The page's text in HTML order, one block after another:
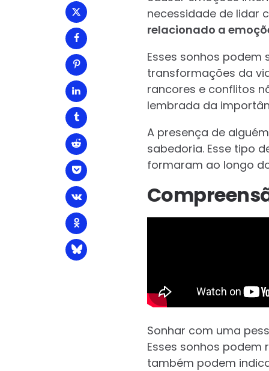
necessidade de lidar
relacionado a
Esses sonhos
transformações da
rancores e conflitos
lembrada da
A presença de
sabedoria. Esse tipo
formaram ao longo
Sonhar com uma
Esses sonhos podem
também podem